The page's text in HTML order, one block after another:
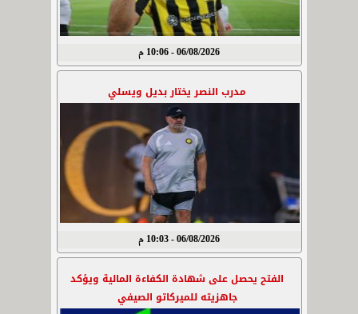
06/08/2026 - 10:06 م
مدرب النصر يختار بديل ويسلي
06/08/2026 - 10:03 م
الفتح يحصل على شهادة الكفاءة المالية ويؤكد
جاهزيته للميركاتو الصيفي